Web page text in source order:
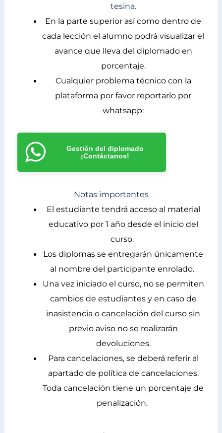
tesina.
En la parte superior así como dentro de
cada lección el alumno podrá visualizar el
avance que lleva del diplomado en
porcentaje.
Cualquier problema técnico con la
plataforma por favor reportarlo por
whatsapp:
Gestión del diplomado
¡Contáctanos!
Notas importantes
El estudiante tendrá acceso al material
educativo por 1 año desde el inicio del
curso.
Los diplomas se entregarán únicamente
al nombre del participante enrolado.
Una vez iniciado el curso, no se permiten
cambios de estudiantes y en caso de
inasistencia o cancelación del curso sin
previo aviso no se realizarán
devoluciones.
Para cancelaciones, se deberá referir al
apartado de política de cancelaciones.
Toda cancelación tiene un porcentaje de
penalización.